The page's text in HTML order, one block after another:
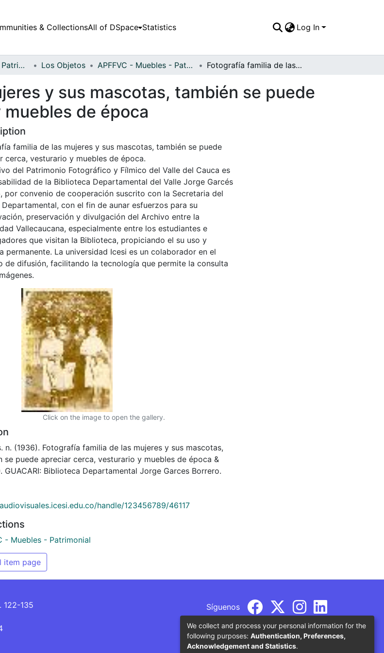
& CollectionsAll of DSpace Statistics Log In
Fondo Archivo del Patrimonio Fotográfico y Fílmico del Valle del Cauca Los Objetos APFFVC - Muebles - Patrimonial Fotografía familia de las mujeres y sus mascotas, también se puede apreciar cerca, vesturario y muebles de época
y sus mascotas, también se puede
de época
familia de las mujeres y sus mascotas, también se puede
cerca, vesturario y muebles de época.
del Patrimonio Fotográfico y Fílmico del Valle del Cauca es
de la Biblioteca Departamental del Valle Jorge Garcés
por convenio de cooperación suscrito con la Secretaria del
Departamental, con el fin de aunar esfuerzos para su
preservación y divulgación del Archivo entre la
Vallecaucana, especialmente entre los estudiantes e
que visitan la Biblioteca, propiciando el su uso y
permanente. La universidad Icesi es un colaborador en el
de difusión, facilitando la tecnología que permite la consulta
Click on the image to open the gallery.
n. (1936). Fotografía familia de las mujeres y sus mascotas,
se puede apreciar cerca, vesturario y muebles de época &
GUACARI: Biblioteca Departamental Jorge Garces Borrero.
handle/123456789/46117
- Muebles - Patrimonial
item page
122-135
Síguenos
We collect and process your personal information for the
following purposes: Authentication, Preferences,
Acknowledgement and Statistics.